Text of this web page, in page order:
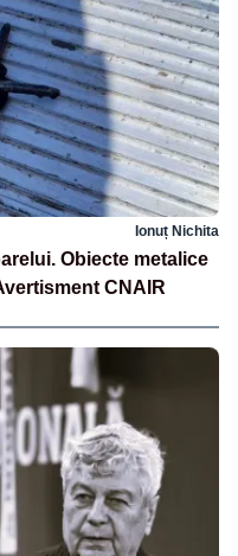
Ionuț Nichita
Obiecte metalice
CNAIR